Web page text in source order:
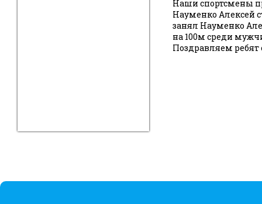
Наши спортсмены
Науменко Алексей
занял Науменко
на 100м среди
Поздравляем